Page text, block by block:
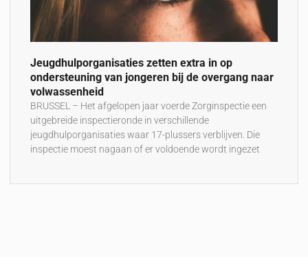
Jeugdhulporganisaties zetten extra in op
ondersteuning ​​van jongeren bij de overgang naar
volwassenheid
BRUSSEL – Het afgelopen jaar voerde Zorginspectie een
uitgebreide inspectieronde in verschillende
jeugdhulporganisaties waar 17-plussers verblijven. Die
inspectie moest nagaan of er voldoende wordt ingezet